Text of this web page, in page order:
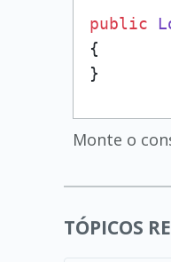
public
{
}
Monte o
TÓPICOS